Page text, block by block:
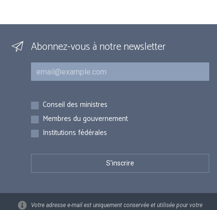
Abonnez-vous à notre newsletter
Courriel
Inscriptions
Conseil des ministres
Membres du gouvernement
Institutions fédérales
Votre adresse e-mail est uniquement conservée et utilisée pour votre